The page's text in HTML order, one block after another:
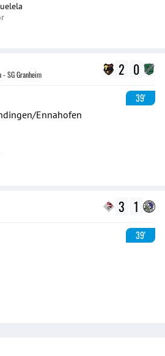
- SG Granheim
2 0
39'
Ennahofen
3 1
39'